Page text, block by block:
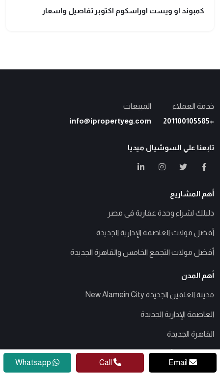
كمبوند او ويست اوراسكوم اكتوبر تفاصيل واسعار
خدمة العملاء
+201100105585
المبيعات
info@ipropertyeg.com
تابعنا علي السوشيال ميديا
أهم المشاريع
دليلك لشراء وحدة عقارية فى مصر
أفضل مولات العاصمة الإدارية الجديدة
أفضل مولات التجمع الخامس والقاهرة الجديدة
أهم المدن
مدينة العلمين الجديدة New Alamein City
العاصمة الإدارية الجديدة
القاهرة الجديدة
السادس من أكتوبر
الساحل الشمالى
Email
Call
Whatsapp